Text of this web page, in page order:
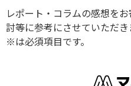
レポート・コラムの感想を
討等に参考にさせていただき
※は必須項目です。